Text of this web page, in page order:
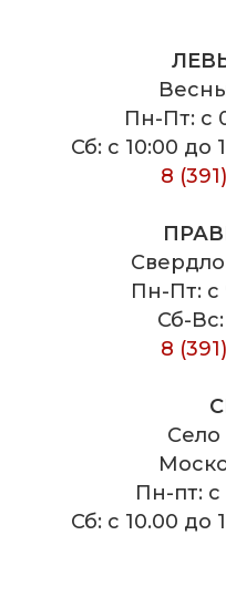
Пн-Пт: с
Сб: с 10:00 до
8
Пн-Пт: с
Сб-
8
Пн-пт: с
Сб: с 10.00 до